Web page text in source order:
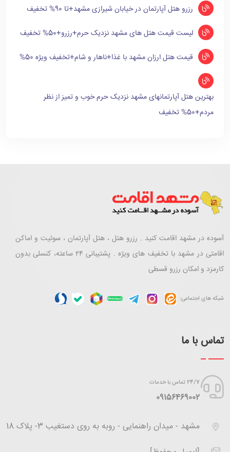
رزرو هتل آپارتمان در خیابان شیرازی مشهد+تا 90% تخفیف
لیست قیمت هتل های مشهد نزدیک حرم+رزرو+50% تخفیف
قیمت هتل ارزان مشهد با غذا+ناهار و شام+تخفیف ویژه 50%
بهترین هتل آپارتمانهای مشهد نزدیک حرم خوب و تمیز از نظر
مردم+50% تخفیف
آسوده در مشهد اقامت کنید . رزرو هتل ، هتل آپارتمان ، سوئیت و اماکن
اقامتی در مشهد با تخفیف های ویژه . پشتیبانی ۲۴ ساعته، کنسلی بدون
کارمزد و امکان رزرو قسطی
شبکه های اجتماعی:
تماس با ما
24/7 تماس با خدمات
‪09156469002
مشهد - میدان راهنمایی - روبه به روی دستغیب 3- پلاک 18